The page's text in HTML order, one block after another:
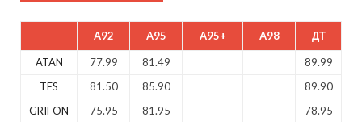
A92 A95 A95+ A98 ДТ
ATAN 77.99 81.49
89.99
TES
81.50 85.90
89.90
GRIFON
75.95 81.95 78.95